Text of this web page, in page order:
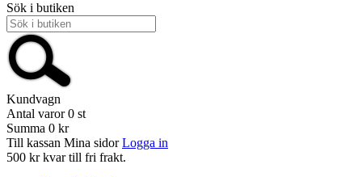
Sök i butiken
Kundvagn
Antal varor 0 st
Summa 0 kr
Till kassan Mina sidor Logga in
500 kr kvar till fri frakt.